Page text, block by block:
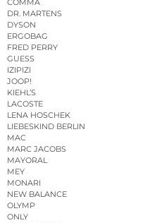
DR. MARTENS
DYSON
ERGOBAG
FRED PERRY
GUESS
IZIPIZI
JOOP!
KIEHL’S
LACOSTE
LENA HOSCHEK
LIEBESKIND BERLIN
MAC
MARC JACOBS
MAYORAL
MEY
MONARI
NEW BALANCE
OLYMP
ONLY